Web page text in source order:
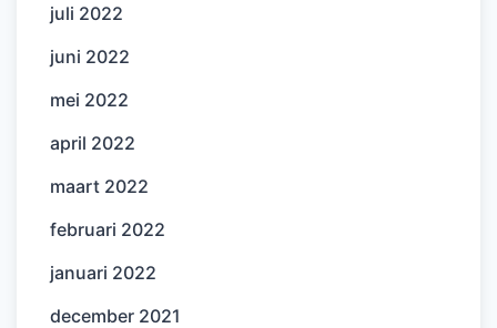
juli 2022
juni 2022
mei 2022
april 2022
maart 2022
februari 2022
januari 2022
december 2021